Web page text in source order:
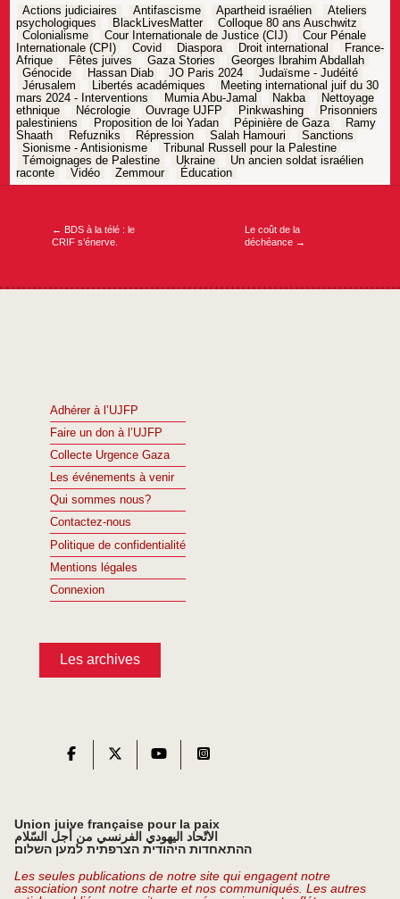
Actions judiciaires Antifascisme Apartheid israélien
Ateliers
psychologiques
BlackLivesMatter
Colloque 80 ans Auschwitz
Colonialisme
Cour Internationale de Justice (CIJ)
Cour Pénale
Internationale (CPI)
Covid Diaspora Droit international
France-
Afrique
Fêtes juives Gaza Stories
Georges Ibrahim Abdallah
Génocide
Hassan Diab JO Paris 2024
Judaïsme - Judéité
Jérusalem
Libertés académiques
Meeting international juif du 30
mars 2024 - Interventions
Mumia Abu-Jamal Nakba
Nettoyage
ethnique
Nécrologie Ouvrage UJFP Pinkwashing
Prisonniers
palestiniens
Proposition de loi Yadan Pépinière de Gaza
Ramy
Shaath
Refuzniks Répression Salah Hamouri
Sanctions
Sionisme - Antisionisme
Tribunal Russell pour la Palestine
Témoignages de Palestine
Ukraine
Un ancien soldat israélien
raconte
Vidéo Zemmour Éducation
Navigation
← BDS à la télé : le
CRIF s’énerve.
Le coût de la
déchéance →
Adhérer à l’UJFP
Faire un don à l’UJFP
Collecte Urgence Gaza
Les événements à venir
Qui sommes nous?
Contactez-nous
Politique de confidentialité
Mentions légales
Connexion
Les archives
Union juive française pour la paix
الاتّحاد اليهودي الفرنسي من أجل السّلام
ההתאחדות היהודית הצרפתית למען השלום
Les seules publications de notre site qui engagent notre
association sont notre charte et nos communiqués. Les autres